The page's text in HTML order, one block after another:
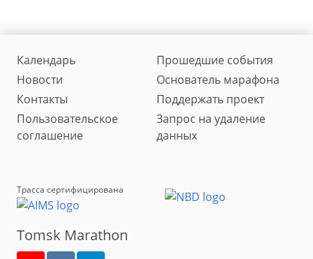
Календарь
Прошедшие события
Новости
Основатель марафона
Контакты
Поддержать проект
Пользовательское
соглашение
Запрос на удаление
данных
Трасса сертифицирована
Tomsk Marathon